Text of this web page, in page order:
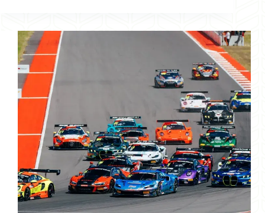
站
再
創
佳
績
賀
末
雙
冠